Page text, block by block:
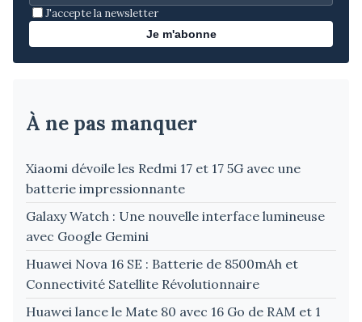
J'accepte la newsletter
Je m'abonne
À ne pas manquer
Xiaomi dévoile les Redmi 17 et 17 5G avec une
batterie impressionnante
Galaxy Watch : Une nouvelle interface lumineuse
avec Google Gemini
Huawei Nova 16 SE : Batterie de 8500mAh et
Connectivité Satellite Révolutionnaire
Huawei lance le Mate 80 avec 16 Go de RAM et 1